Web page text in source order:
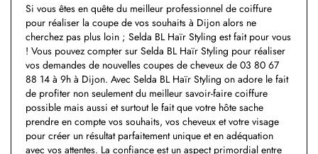
Si vous êtes en quête du meilleur professionnel de coiffure
pour réaliser la coupe de vos souhaits à Dijon alors ne
cherchez pas plus loin ; Selda BL Haïr Styling est fait pour vous
! Vous pouvez compter sur Selda BL Haïr Styling pour réaliser
vos demandes de nouvelles coupes de cheveux de 03 80 67
88 14 à 9h à Dijon. Avec Selda BL Haïr Styling on adore le fait
de profiter non seulement du meilleur savoir-faire coiffure
possible mais aussi et surtout le fait que votre hôte sache
prendre en compte vos souhaits, vos cheveux et votre visage
pour créer un résultat parfaitement unique et en adéquation
avec vos attentes. La confiance est un aspect primordial entre